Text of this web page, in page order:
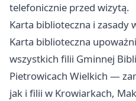
telefonicznie przed wizytą.
Karta biblioteczna i zasady
Karta biblioteczna
wszystkich filii Gminnej
Pietrowicach Wielkich —
jak i filii w Krowiarkach,